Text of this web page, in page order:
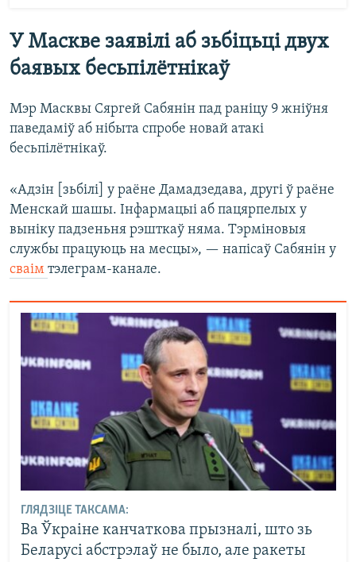
У Маскве заявілі аб зьбіцьці двух
баявых бесьпілётнікаў
Мэр Масквы Сяргей Сабянін пад раніцу 9 жніўня
паведаміў аб нібыта спробе новай атакі
бесьпілётнікаў.
«Адзін [зьбілі] у раёне Дамадзедава, другі ў раёне
Менскай шашы. Інфармацыі аб пацярпелых у
выніку падзеньня рэшткаў няма. Тэрміновыя
службы працуюць на месцы», — напісаў Сабянін у
сваім тэлеграм-канале.
ГЛЯДЗІЦЕ ТАКСАМА:
Ва Ўкраіне канчаткова прызналі, што зь
Беларусі абстрэлаў не было, але ракеты